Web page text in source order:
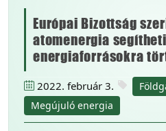
Európai Bizottság
atomenergia
energiaforrásokra
2022. február 3.
Megújuló energia